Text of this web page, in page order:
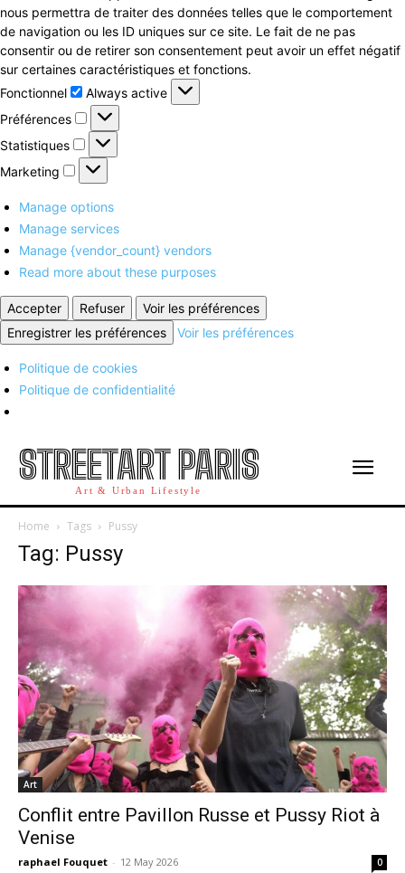
nous permettra de traiter des données telles que le comportement
de navigation ou les ID uniques sur ce site. Le fait de ne pas
consentir ou de retirer son consentement peut avoir un effet négatif
sur certaines caractéristiques et fonctions.
Fonctionnel
Fonctionnel
Always active
Préférences
Préférences
Statistiques
Statistiques
Marketing
Marketing
Manage options
Manage services
Manage {vendor_count} vendors
Read more about these purposes
Accepter Refuser
Voir les préférences
Enregistrer les préférences
Voir les préférences
Politique de cookies
Politique de confidentialité
STREETART PARIS
Art & Urban Lifestyle
Home Tags Pussy
Tag: Pussy
Art
Conflit entre Pavillon Russe et Pussy Riot à
Venise
raphael Fouquet - 12 May 2026 0